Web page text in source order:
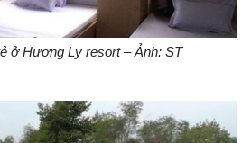
ở Hương Ly resort – Ảnh: ST